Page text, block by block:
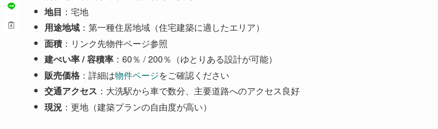
地目 ：宅地
用途地域 ：第一種住居地域（住宅建築に適したエリア）
面積：リンク先物件ページ参照
建ぺい率 / 容積率 ：60％ / 200％（ゆとりある設計が可能）
販売価格：詳細は物件ページをご確認ください
交通アクセス ：大洗駅から車で数分、主要道路へのアクセス良好
現況 ：更地（建築プランの自由度が高い）